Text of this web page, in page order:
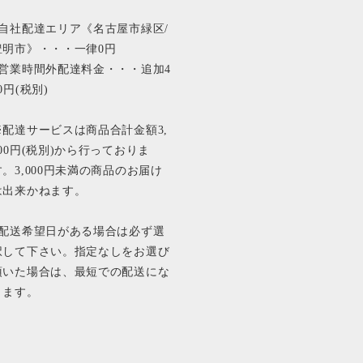
社配達エリア《名古屋市緑区/
明市》・・・一律0円
業時間外配達料金・・・追加4
円(税別)
達サービスは商品合計金額3,
円(税別)から行っておりま
。3,000円未満の商品のお届け
出来かねます。
送希望日がある場合は必ず選
して下さい。指定なしをお選び
いた場合は、最短での配送にな
す。